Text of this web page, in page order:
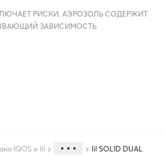
IQOS и lil lil SOLID DUAL
РИСКИ. АЭРОЗОЛЬ СОДЕРЖИТ
ЗАВИСИМОСТЬ